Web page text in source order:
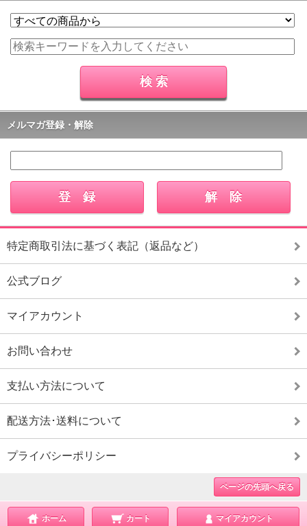
メルマガ登録・解除
特定商取引法に基づく表記（返品など）
公式ブログ
マイアカウント
お問い合わせ
支払い方法について
配送方法･送料について
プライバシーポリシー
ページの先頭へ戻る
ホーム カート マイアカウント